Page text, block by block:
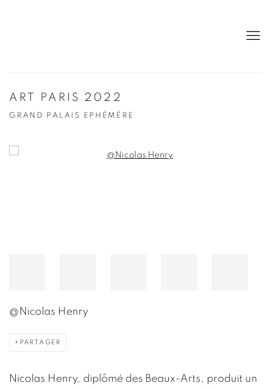
ART PARIS 2022
GRAND PALAIS EPHÉMÈRE
Open a larger version of the following image in a popup:
@Nicolas Henry
PARTAGER
Nicolas Henry, diplômé des Beaux-Arts, produit un